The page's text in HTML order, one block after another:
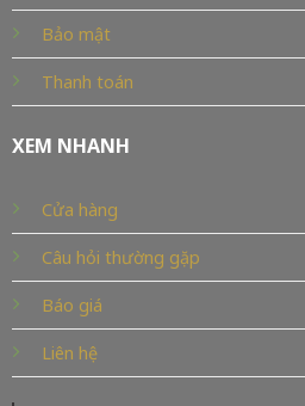
Bảo mật
Thanh toán
XEM NHANH
Cửa hàng
Câu hỏi thường gặp
Báo giá
Liên hệ